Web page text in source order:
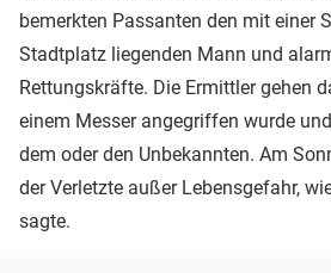
bemerkten Passanten den mit einer
Stadtplatz liegenden Mann und
Rettungskräfte. Die Ermittler gehen
einem Messer angegriffen wurde
dem oder den Unbekannten. Am
der Verletzte außer Lebensgefahr,
sagte.